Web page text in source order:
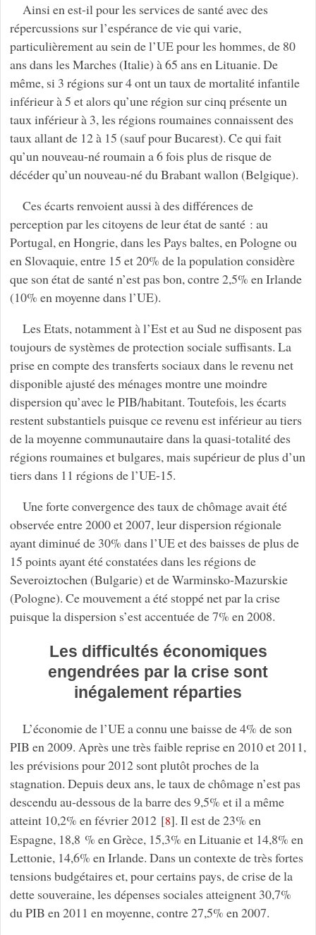
Ainsi en est-il pour les services de santé avec des
répercussions sur l’espérance de vie qui varie,
particulièrement au sein de l’UE pour les hommes, de 80
ans dans les Marches (Italie) à 65 ans en Lituanie. De
même, si 3 régions sur 4 ont un taux de mortalité infantile
inférieur à 5 et alors qu’une région sur cinq présente un
taux inférieur à 3, les régions roumaines connaissent des
taux allant de 12 à 15 (sauf pour Bucarest). Ce qui fait
qu’un nouveau-né roumain a 6 fois plus de risque de
décéder qu’un nouveau-né du Brabant wallon (Belgique).
Ces écarts renvoient aussi à des différences de
perception par les citoyens de leur état de santé : au
Portugal, en Hongrie, dans les Pays baltes, en Pologne ou
en Slovaquie, entre 15 et 20% de la population considère
que son état de santé n’est pas bon, contre 2,5% en Irlande
(10% en moyenne dans l’UE).
Les Etats, notamment à l’Est et au Sud ne disposent pas
toujours de systèmes de protection sociale suffisants. La
prise en compte des transferts sociaux dans le revenu net
disponible ajusté des ménages montre une moindre
dispersion qu’avec le PIB/habitant. Toutefois, les écarts
restent substantiels puisque ce revenu est inférieur au tiers
de la moyenne communautaire dans la quasi-totalité des
régions roumaines et bulgares, mais supérieur de plus d’un
tiers dans 11 régions de l’UE-15.
Une forte convergence des taux de chômage avait été
observée entre 2000 et 2007, leur dispersion régionale
ayant diminué de 30% dans l’UE et des baisses de plus de
15 points ayant été constatées dans les régions de
Severoiztochen (Bulgarie) et de Warminsko-Mazurskie
(Pologne). Ce mouvement a été stoppé net par la crise
puisque la dispersion s’est accentuée de 7% en 2008.
Les difficultés économiques
engendrées par la crise sont
inégalement réparties
L’économie de l’UE a connu une baisse de 4% de son
PIB en 2009. Après une très faible reprise en 2010 et 2011,
les prévisions pour 2012 sont plutôt proches de la
stagnation. Depuis deux ans, le taux de chômage n’est pas
descendu au-dessous de la barre des 9,5% et il a même
atteint 10,2% en février 2012[8]. Il est de 23% en
Espagne, 18,8 % en Grèce, 15,3% en Lituanie et 14,8% en
Lettonie, 14,6% en Irlande. Dans un contexte de très fortes
tensions budgétaires et, pour certains pays, de crise de la
dette souveraine, les dépenses sociales atteignent 30,7%
du PIB en 2011 en moyenne, contre 27,5% en 2007.